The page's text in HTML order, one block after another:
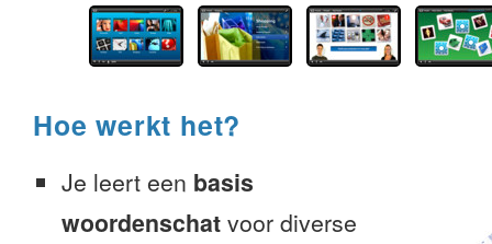
Hoe werkt het?
Je leert een basis
woordenschat voor diverse